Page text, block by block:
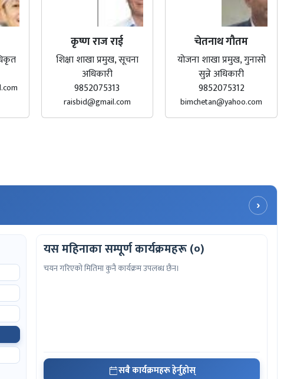
कृष्ण राज राई
शिक्षा शाखा प्रमुख, सूचना
अधिकारी
9852075313
raisbid@gmail.com
चेतनाथ गौतम
योजना शाखा प्रमुख, गुनासो
सुन्ने अधिकारी
9852075312
bimchetan@yahoo.com
›
यस महिनाका सम्पूर्ण कार्यक्रमहरू (०)
चयन गरिएको मितिमा कुनै कार्यक्रम उपलब्ध छैन।
सबै कार्यक्रमहरू हेर्नुहोस्